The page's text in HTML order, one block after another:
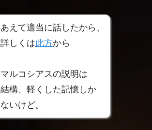
あえて適当に話したから、
詳しくは此方から
マルコシアスの説明は
結構、軽くした記憶しか
ないけど。